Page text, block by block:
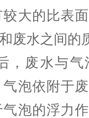
大的比表
废水之间的
，废水与
泡依附于
泡的浮力